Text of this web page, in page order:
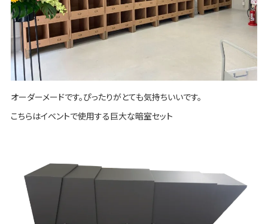
オーダーメードです。ぴったりがとても気持ちいいです。
こちらはイベントで使用する巨大な暗室セット